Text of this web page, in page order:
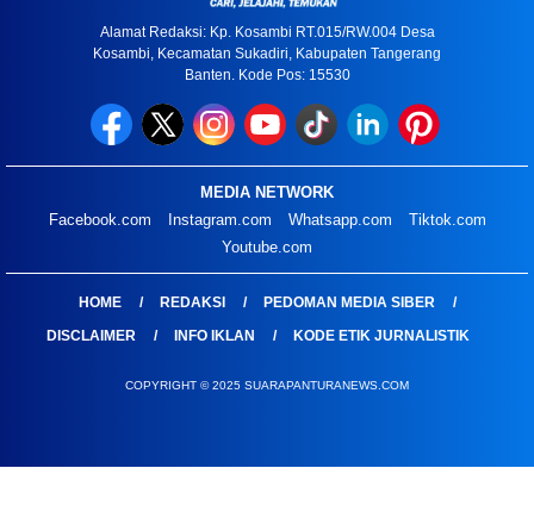
Alamat Redaksi: Kp. Kosambi RT.015/RW.004 Desa
Kosambi, Kecamatan Sukadiri, Kabupaten Tangerang
Banten. Kode Pos: 15530
MEDIA NETWORK
Facebook.com
Instagram.com Whatsapp.com
Tiktok.com
Youtube.com
HOME REDAKSI
PEDOMAN MEDIA SIBER
DISCLAIMER
INFO IKLAN KODE ETIK JURNALISTIK
COPYRIGHT © 2025 SUARAPANTURANEWS.COM